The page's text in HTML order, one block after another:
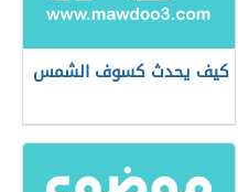
كيف يحدث كسوف الشمس